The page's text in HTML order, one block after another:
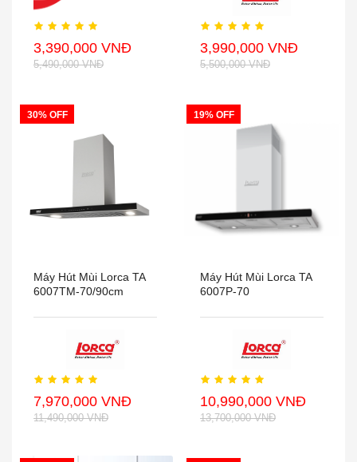
3,390,000 VNĐ
5,490,000 VNĐ
3,990,000 VNĐ
5,500,000 VNĐ
30% OFF
Máy Hút Mùi Lorca TA
6007TM-70/90cm
7,970,000 VNĐ
11,490,000 VNĐ
19% OFF
Máy Hút Mùi Lorca TA
6007P-70
10,990,000 VNĐ
13,700,000 VNĐ